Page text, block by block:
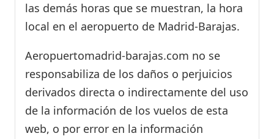
las demás horas que se muestran, la hora
local en el aeropuerto de Madrid-Barajas.
Aeropuertomadrid-barajas.com no se
responsabiliza de los daños o perjuicios
derivados directa o indirectamente del uso
de la información de los vuelos de esta
web, o por error en la información